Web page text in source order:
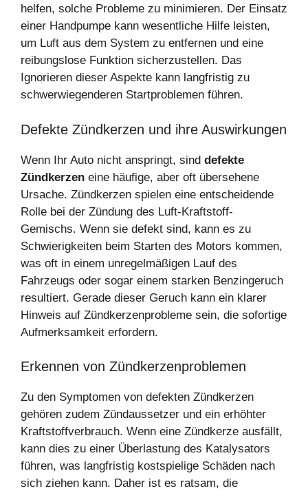
helfen, solche Probleme zu minimieren. Der Einsatz
einer Handpumpe kann wesentliche Hilfe leisten,
um Luft aus dem System zu entfernen und eine
reibungslose Funktion sicherzustellen. Das
Ignorieren dieser Aspekte kann langfristig zu
schwerwiegenderen Startproblemen führen.
Defekte Zündkerzen und ihre Auswirkungen
Wenn Ihr Auto nicht anspringt, sind defekte
Zündkerzen eine häufige, aber oft übersehene
Ursache. Zündkerzen spielen eine entscheidende
Rolle bei der Zündung des Luft-Kraftstoff-
Gemischs. Wenn sie defekt sind, kann es zu
Schwierigkeiten beim Starten des Motors kommen,
was oft in einem unregelmäßigen Lauf des
Fahrzeugs oder sogar einem starken Benzingeruch
resultiert. Gerade dieser Geruch kann ein klarer
Hinweis auf Zündkerzenprobleme sein, die sofortige
Aufmerksamkeit erfordern.
Erkennen von Zündkerzenproblemen
Zu den Symptomen von defekten Zündkerzen
gehören zudem Zündaussetzer und ein erhöhter
Kraftstoffverbrauch. Wenn eine Zündkerze ausfällt,
kann dies zu einer Überlastung des Katalysators
führen, was langfristig kostspielige Schäden nach
sich ziehen kann. Daher ist es ratsam, die